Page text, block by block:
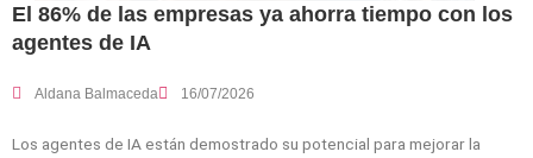
El 86% de las empresas ya ahorra tiempo con los
agentes de IA
Aldana Balmaceda 16/07/2026
Los agentes de IA están demostrado su potencial para mejorar la